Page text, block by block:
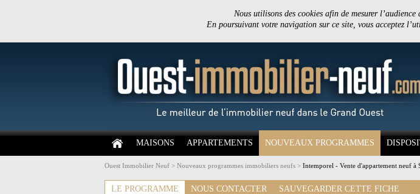
Nous utilisons des cookies afin de mesurer
En poursuivant votre navigation sur ce site, vous acceptez
MAISONS APPARTEMENTS NOUVEAUX PROGRAMMES
Ouest Immobilier Neuf > Nouveaux programmes immobiliers neufs > Intemporel - Vente d'appartement neuf à
LE PROGRAMME NOUS CONTACTER SAUVEGARDER CETTE FICHE